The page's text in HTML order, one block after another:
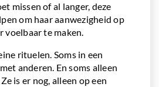
missen of al langer, deze
om haar aanwezigheid op
voelbaar te maken.
rituelen. Soms in een
anderen. En soms alleen
is er nog, alleen op een